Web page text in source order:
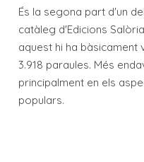
És la segona part d'un
catàleg d'Edicions
aquest hi ha bàsicament
3.918 paraules. Més
principalment en els
populars.